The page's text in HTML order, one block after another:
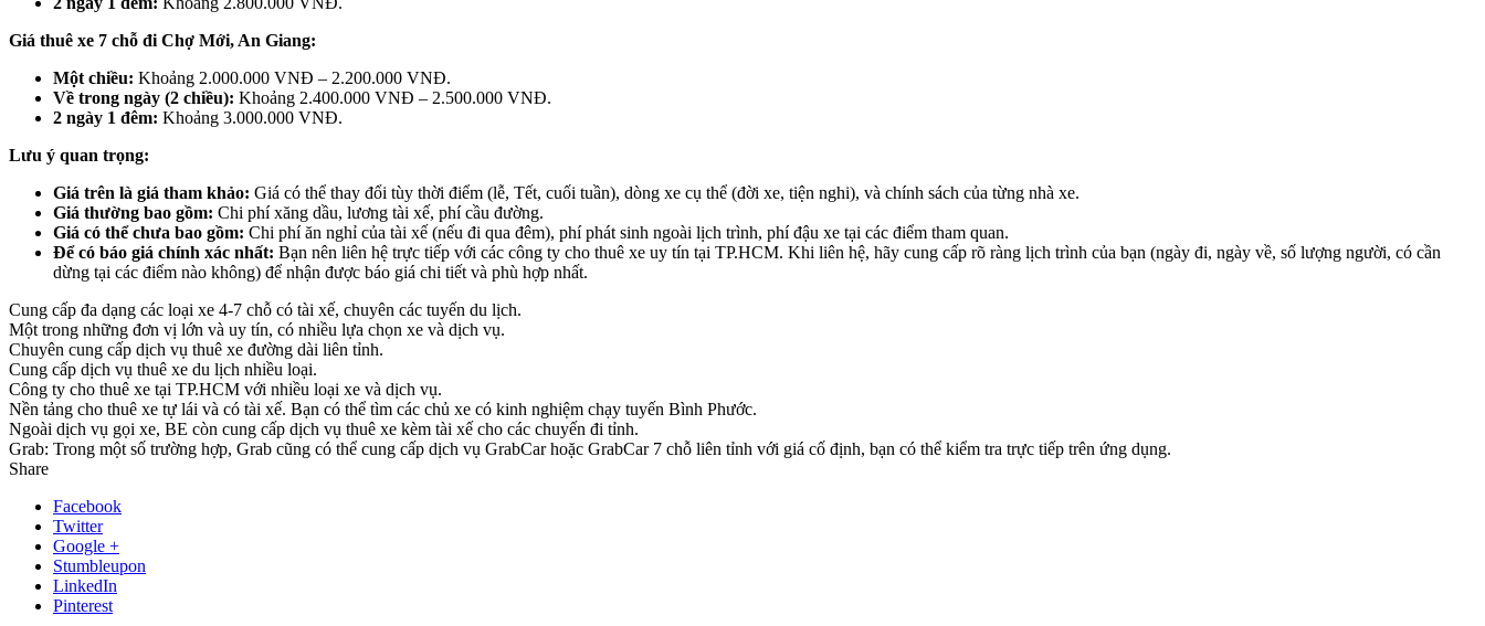
Giá thuê xe 7 chỗ đi Chợ Mới, An Giang:
Một chiều: Khoảng 2.000.000 VNĐ – 2.200.000 VNĐ.
Về trong ngày (2 chiều): Khoảng 2.400.000 VNĐ – 2.500.000 VNĐ.
2 ngày 1 đêm: Khoảng 3.000.000 VNĐ.
Lưu ý quan trọng:
Giá trên là giá tham khảo: Giá có thể thay đổi tùy thời điểm (lễ, Tết, cuối tuần), dòng xe cụ thể (đời xe, tiện nghi), và chính sách của từng nhà xe.
Giá thường bao gồm: Chi phí xăng dầu, lương tài xế, phí cầu đường.
Giá có thể chưa bao gồm: Chi phí ăn nghỉ của tài xế (nếu đi qua đêm), phí phát sinh ngoài lịch trình, phí đậu xe tại các điểm tham quan.
Để có báo giá chính xác nhất: Bạn nên liên hệ trực tiếp với các công ty cho thuê xe uy tín tại TP.HCM. Khi liên hệ, hãy cung cấp rõ ràng lịch trình của bạn (ngày đi, ngày về, số lượng người, có cần
dừng tại các điểm nào không) để nhận được báo giá chi tiết và phù hợp nhất.
Cung cấp đa dạng các loại xe 4-7 chỗ có tài xế, chuyên các tuyến du lịch.
Một trong những đơn vị lớn và uy tín, có nhiều lựa chọn xe và dịch vụ.
Chuyên cung cấp dịch vụ thuê xe đường dài liên tỉnh.
Cung cấp dịch vụ thuê xe du lịch nhiều loại.
Công ty cho thuê xe tại TP.HCM với nhiều loại xe và dịch vụ.
Nền tảng cho thuê xe tự lái và có tài xế. Bạn có thể tìm các chủ xe có kinh nghiệm chạy tuyến Bình Phước.
Ngoài dịch vụ gọi xe, BE còn cung cấp dịch vụ thuê xe kèm tài xế cho các chuyến đi tỉnh.
Grab: Trong một số trường hợp, Grab cũng có thể cung cấp dịch vụ GrabCar hoặc GrabCar 7 chỗ liên tỉnh với giá cố định, bạn có thể kiểm tra trực tiếp trên ứng dụng.
Share
Facebook
Twitter
Google +
Stumbleupon
LinkedIn
Pinterest